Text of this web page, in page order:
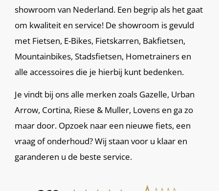
showroom van Nederland. Een begrip als het gaat
om kwaliteit en service! De showroom is gevuld
met Fietsen, E-Bikes, Fietskarren, Bakfietsen,
Mountainbikes, Stadsfietsen, Hometrainers en
alle accessoires die je hierbij kunt bedenken.
Je vindt bij ons alle merken zoals Gazelle, Urban
Arrow, Cortina, Riese & Muller, Lovens en ga zo
maar door. Opzoek naar een nieuwe fiets, een
vraag of onderhoud? Wij staan voor u klaar en
garanderen u de beste service.